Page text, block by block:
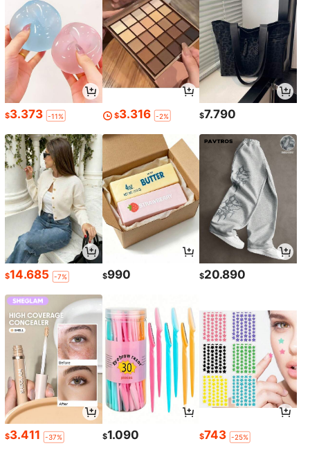
$3.373 -11% $3.316 -2% $7.790
$14.685 -7% $990 $20.890
$3.411 -37% $1.090 $743 -25%